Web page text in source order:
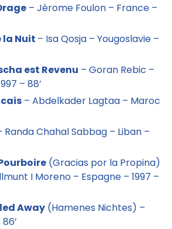
– Jérome Foulon – France –
la Nuit – Isa Qosja – Yougoslavie –
est Revenu – Goran Rebic –
– 88’
– Abdelkader Lagtaa – Maroc
Randa Chahal Sabbag – Liban –
(Gracias por la Propina)
I Moreno – Espagne – 1997 –
Away (Hamenes Nichtes) –